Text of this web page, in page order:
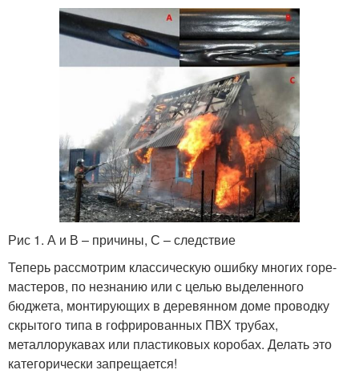
Рис 1. А и В – причины, С – следствие
Теперь рассмотрим классическую ошибку многих горе-
мастеров, по незнанию или с целью выделенного
бюджета, монтирующих в деревянном доме проводку
скрытого типа в гофрированных ПВХ трубах,
металлорукавах или пластиковых коробах. Делать это
категорически запрещается!